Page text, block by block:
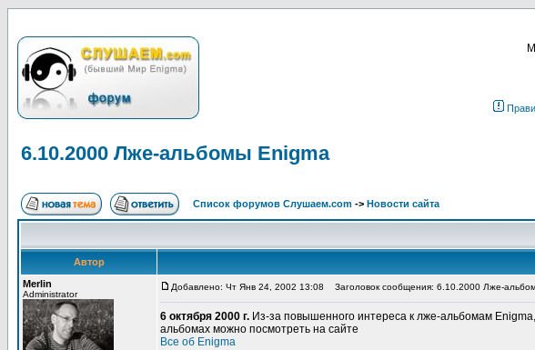
6.10.2000 Лже-альбомы Enigma
Список форумов Слушаем.com -> Новости сайта
Автор
Merlin
Administrator
Добавлено: Чт Янв 24, 2002 13:08 Заголовок сообщения: 6.10.2000 Лже-
6 октября 2000 г. Из-за повышенного интереса к лже-альбомам
альбомах можно посмотреть на сайте
Все об Enigma